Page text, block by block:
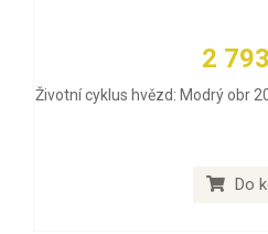
2
Životní cyklus hvězd: Modrý obr
Do